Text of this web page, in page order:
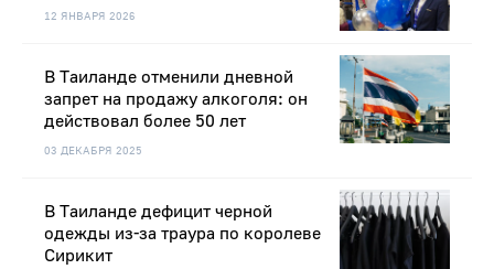
12 ЯНВАРЯ 2026
03 ДЕКАБРЯ 2025
В Таиланде отменили дневной
запрет на продажу алкоголя: он
действовал более 50 лет
В Таиланде дефицит черной
одежды из-за траура по королеве
Сирикит